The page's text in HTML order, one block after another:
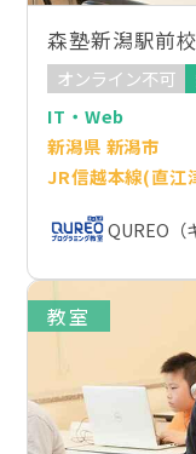
森塾新潟駅前校
オンライン不可
IT・Web
新潟県 新潟市
JR信越本線(直江
QUREO（
教室